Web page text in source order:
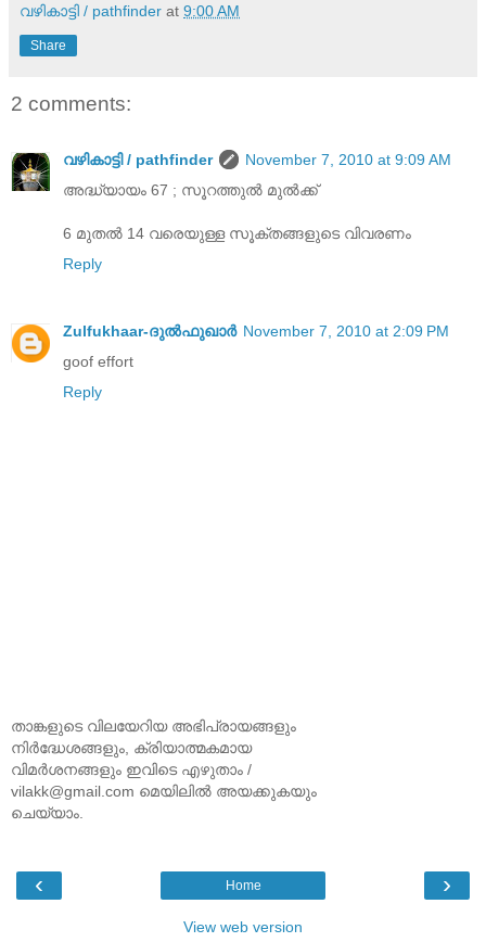
വഴികാട്ടി / pathfinder at 9:00 AM
Share
2 comments:
വഴികാട്ടി / pathfinder
November 7, 2010 at 9:09 AM
അദ്ധ്യായം 67 ; സൂറത്തുൽ മുൽക്ക്
6 മുതൽ 14 വരെയുള്ള സൂക്തങ്ങളുടെ വിവരണം
Reply
Zulfukhaar-ദുല്‍ഫുഖാര്‍ November 7, 2010 at 2:09 PM
goof effort
Reply
താങ്കളുടെ വിലയേറിയ അഭിപ്രായങ്ങളും
നിര്‍ദ്ധേശങ്ങളും, ക്രിയാത്മകമായ
വിമര്‍ശനങ്ങളും ഇവിടെ എഴുതാം /
vilakk@gmail.com മെയിലില്‍ അയക്കുകയും
ചെയ്യാം.
‹ ›
Home
View web version